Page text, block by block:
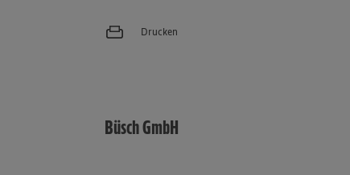
Drucken
Büsch GmbH